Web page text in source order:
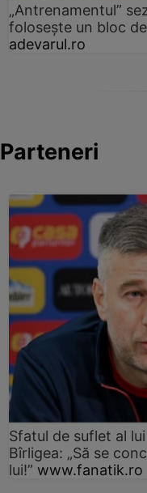
„Antrenamentul”
folosește un bloc
adevarul.ro
Parteneri
Sfatul de suflet al
Bîrligea: „Să se
lui!” www.fanatik.ro